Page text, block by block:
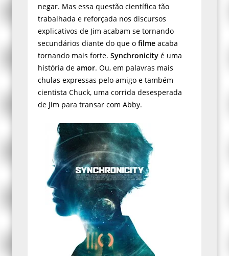
negar. Mas essa questão científica tão
trabalhada e reforçada nos discursos
explicativos de Jim acabam se tornando
secundários diante do que o filme acaba
tornando mais forte. Synchronicity é uma
história de amor. Ou, em palavras mais
chulas expressas pelo amigo e também
cientista Chuck, uma corrida desesperada
de Jim para transar com Abby.